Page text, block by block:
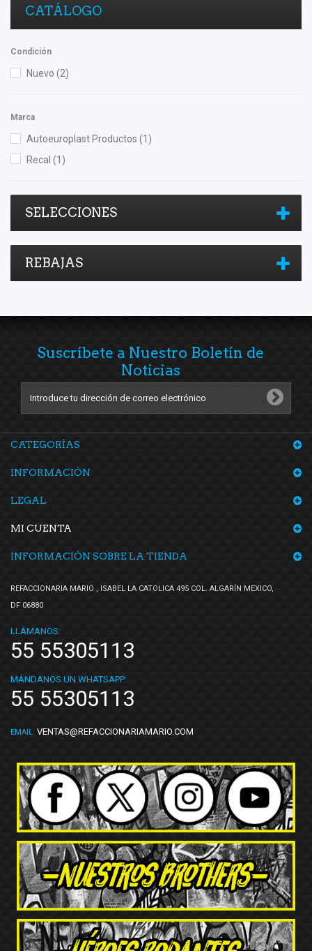
CATÁLOGO
Condición
Nuevo (2)
Marca
Autoeuroplast Productos (1)
Recal (1)
SELECCIONES
REBAJAS
Suscríbete a Nuestro Boletín de
Noticias
CATEGORÍAS
INFORMACIÓN
LEGAL
MI CUENTA
INFORMACIÓN SOBRE LA TIENDA
REFACCIONARIA MARIO , ISABEL LA CATOLICA 495 COL. ALGARÍN MEXICO,
DF 06880
LLÁMANOS:
55 55305113
MÁNDANOS UN WHATSAPP:
55 55305113
EMAIL: VENTAS@REFACCIONARIAMARIO.COM